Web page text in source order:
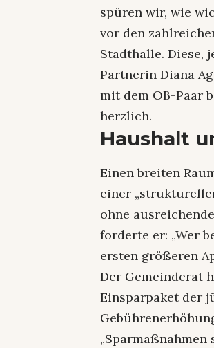
spüren wir, wie
vor den
Stadthalle. Diese,
Partnerin Diana
mit dem OB-Paar
herzlich.
Haushalt
Einen breiten
einer
ohne
forderte er: „Wer
ersten größeren
Der Gemeinderat
Einsparpaket der
„Sparmaßnahmen